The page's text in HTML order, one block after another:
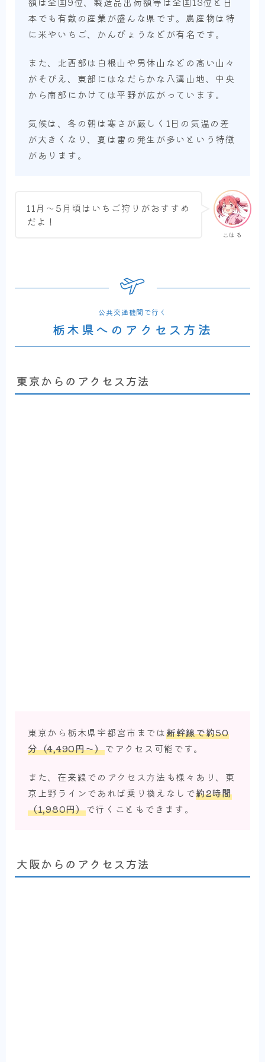
本でも有数の産業が盛んな県です。農産物は特
に米やいちご、かんぴょうなどが有名です。
また、北西部は白根山や男体山などの高い山々
がそびえ、東部にはなだらかな八溝山地、中央
から南部にかけては平野が広がっています。
気候は、冬の朝は寒さが厳しく1日の気温の差
が大きくなり、夏は雷の発生が多いという特徴
があります。
こはる
11月〜5月頃はいちご狩りがおすすめ
だよ！
公共交通機関で行く
栃木県へのアクセス方法
東京からのアクセス方法
東京から栃木県宇都宮市までは新幹線で約50
分（4,490円〜）でアクセス可能です。
また、在来線でのアクセス方法も様々あり、東
京上野ラインであれば乗り換えなしで約2時間
（1,980円）で行くこともできます。
大阪からのアクセス方法